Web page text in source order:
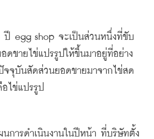
ปี egg shop จะเป็นส่วนหนึ่งที่ขับ
ดขายไข่แปรรูปให้ขึ้นมาอยู่ที่อย่าง
จจุบันสัดส่วนยอดขายมาจากไข่สด
อไข่แปรรูป
การดำเนินงานในปีหน้า ที่บริษัทตั้ง